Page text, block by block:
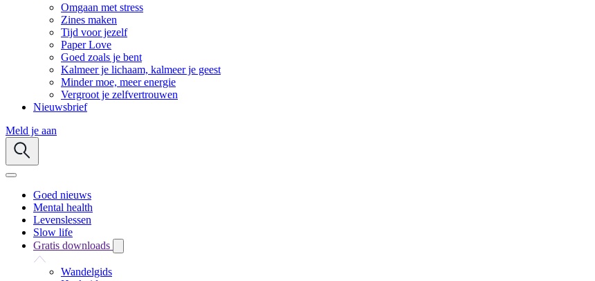
Omgaan met stress
Zines maken
Tijd voor jezelf
Paper Love
Goed zoals je bent
Kalmeer je lichaam, kalmeer je geest
Minder moe, meer energie
Vergroot je zelfvertrouwen
Nieuwsbrief
Meld je aan
Goed nieuws
Mental health
Levenslessen
Slow life
Gratis downloads
Wandelgids